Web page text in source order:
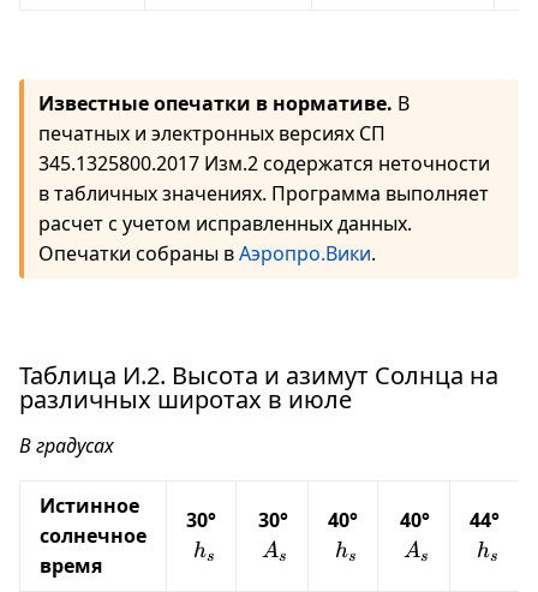
Известные опечатки в нормативе. В
печатных и электронных версиях СП
345.1325800.2017 Изм.2 содержатся неточности
в табличных значениях. Программа выполняет
расчет с учетом исправленных данных.
Опечатки собраны вАэропро.Вики.
Таблица И.2. Высота и азимут Солнца на
различных широтах в июле
В градусах
Истинное
солнечное
время
30°
h_s
hs
30°
A_s
As
40°
h_s
hs
40°
A_s
As
44°
h_s
hs